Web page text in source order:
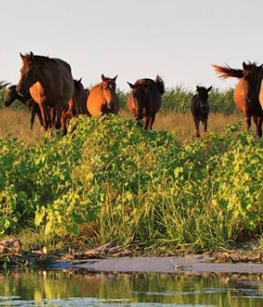
1
Delta du Danube
et inspirations pour bien préparer son
voyage